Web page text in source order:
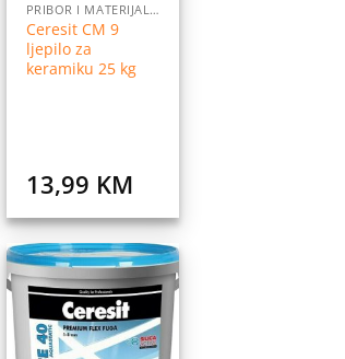
PRIBOR I MATERIJALI ZA POSTAVLJANJE PLOČICA
Ceresit CM 9
ljepilo za
keramiku 25 kg
13,99 KM
Dodaj
na
listu
želja